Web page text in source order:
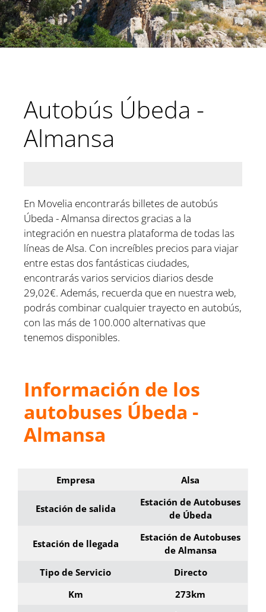
Autobús Úbeda -
Almansa
En Movelia encontrarás billetes de autobús
Úbeda - Almansa directos gracias a la
integración en nuestra plataforma de todas las
líneas de Alsa. Con increíbles precios para viajar
entre estas dos fantásticas ciudades,
encontrarás varios servicios diarios desde
29,02€. Además, recuerda que en nuestra web,
podrás combinar cualquier trayecto en autobús,
con las más de 100.000 alternativas que
tenemos disponibles.
Información de los
autobuses Úbeda -
Almansa
Empresa Alsa
Estación de salida
Estación de Autobuses
de Úbeda
Estación de llegada
Estación de Autobuses
de Almansa
Tipo de Servicio
Directo
Km
273km